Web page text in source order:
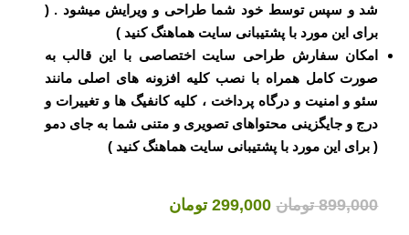
شد و سپس توسط خود شما طراحی و ویرایش میشود . (
برای این مورد با پشتیبانی سایت هماهنگ کنید )
امکان سفارش طراحی سایت اختصاصی با این قالب به
صورت کامل همراه با نصب کلیه افزونه های اصلی مانند
سئو و امنیت و درگاه پرداخت ، کلیه کانفیگ ها و تغییرات و
درج و جایگزینی محتواهای تصویری و متنی شما به جای دمو
( برای این مورد با پشتیبانی سایت هماهنگ کنید )
899,000 تومان قیمت
299,000 تومانقیمت